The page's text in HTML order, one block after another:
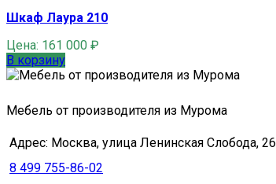
Шкаф Лаура 210
Цена: 161 000 ₽
В корзину
Мебель от производителя из Мурома
Адрес: Москва, улица Ленинская Слобода, 26
8 499 755-86-02